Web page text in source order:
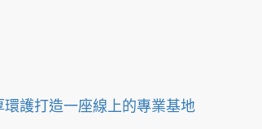
護打造一座線上的專業基地